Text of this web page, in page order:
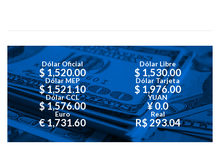
Dólar Oficial
$ 1,520.00
Dólar Libre
$ 1,530.00
Dólar MEP
$ 1,521.10
Dólar Tarjeta
$ 1,976.00
Dólar CCL
$ 1,576.00
YUAN
¥ 0.0
Euro
€ 1,731.60
Real
R$ 293.04